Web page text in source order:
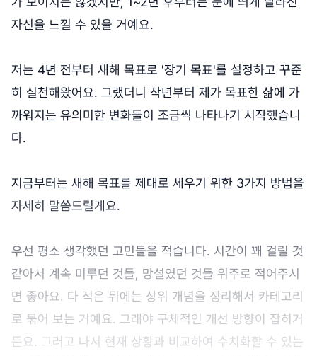
자신을 느낄 수 있을 거예요.
저는 4년 전부터 새해 목표로 '장기 목표'를 설정하고 꾸준
히 실천해왔어요. 그랬더니 작년부터 제가 목표한 삶에 가
까워지는 유의미한 변화들이 조금씩 나타나기 시작했습니
다.
지금부터는 새해 목표를 제대로 세우기 위한 3가지 방법을
자세히 말씀드릴게요.
우선 평소 생각했던 고민들을 적습니다. 시간이 꽤 걸릴 것
같아서 계속 미루던 것들, 망설였던 것들 위주로 적어주시
면 좋아요. 다 적은 뒤에는 상위 개념을 정리해서 카테고리
로 묶어 보는 거예요. 그래야 구체적인 개선 방향이 잡히거
든요. 그러고 나서 현재 상황과 비교하여 수치화할 수 있는